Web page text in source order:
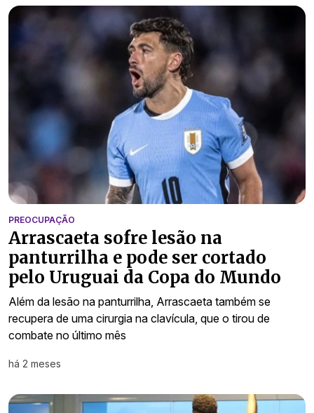
PREOCUPAÇÃO
Arrascaeta sofre lesão na
panturrilha e pode ser cortado
pelo Uruguai da Copa do Mundo
Além da lesão na panturrilha, Arrascaeta também se
recupera de uma cirurgia na clavícula, que o tirou de
combate no último mês
há 2 meses